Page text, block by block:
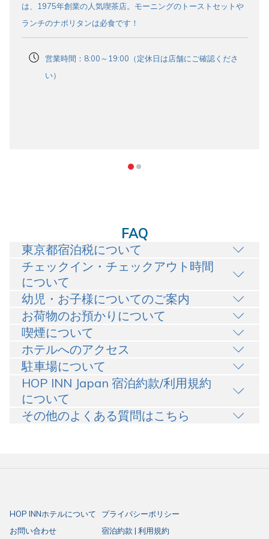
は、1975年創業の人気喫茶店。モーニングのトーストセットや
ランチのナポリタンは必食です！
営業時間：8:00～19:00（定休日は店舗にご確認くださ
い）
FAQ
東京都宿泊税について
チェックイン・チェックアウト時間
について
幼児・お子様についてのご案内
お荷物のお預かりについて
喫煙について
ホテルへのアクセス
駐車場について
HOP INN Japan 宿泊約款/利用規約
について
その他のよくある質問はこちら
HOP INNホテルについて
プライバシーポリシー
お問い合わせ
宿泊約款 | 利用規約